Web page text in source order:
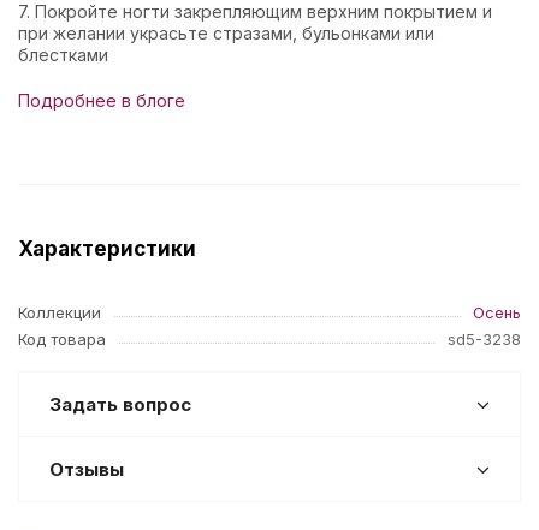
7. Покройте ногти закрепляющим верхним покрытием и
при желании украсьте стразами, бульонками или
блестками
Подробнее в блоге
Характеристики
Коллекции
Осень
Код товара
sd5-3238
Задать вопрос
Отзывы